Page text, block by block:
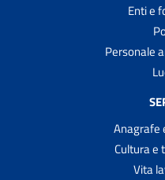
Enti e
Personale
Anagrafe
Cultura e
Vita